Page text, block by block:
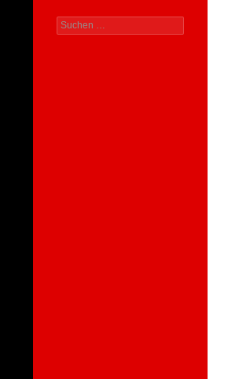
Suchen
nach: